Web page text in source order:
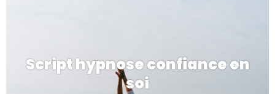
Script hypnose confiance en
soi